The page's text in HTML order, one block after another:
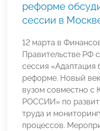
реформе
сессии в
12 марта в
Правительстве РФ
сессия «Адаптация
реформе. Новый
вузом совместно
РОССИИ» по
труда и
процессов.